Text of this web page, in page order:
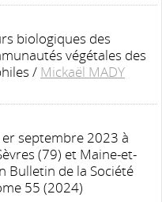
biologiques des
végétales des
/ Mickaël MADY
septembre 2023 à
(79) et Maine-et-
Bulletin de la Société
55 (2024)